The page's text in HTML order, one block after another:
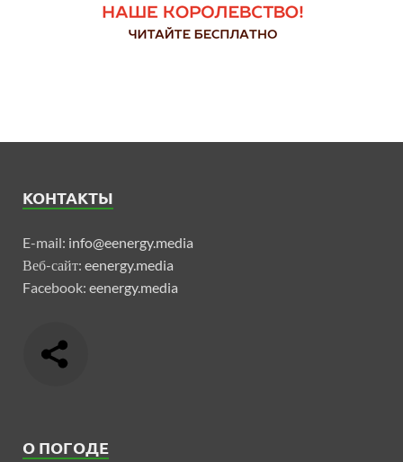
КОНТАКТЫ
E-mail: info@eenergy.media
Веб-сайт: eenergy.media
Facebook: eenergy.media
О ПОГОДЕ